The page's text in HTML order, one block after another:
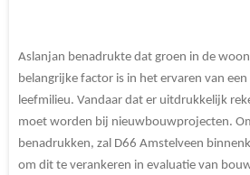
Aslanjan benadrukte dat groen in de
belangrijke factor is in het ervaren van
leefmilieu. Vandaar dat er uitdrukkelijk
moet worden bij nieuwbouwprojecten.
benadrukken, zal D66 Amstelveen
om dit te verankeren in evaluatie van